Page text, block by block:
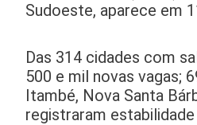
Sudoeste, aparece em
Das 314 cidades com
500 e mil novas vagas;
Itambé, Nova Santa
registraram